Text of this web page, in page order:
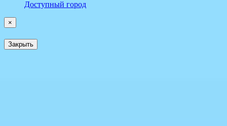
Доступный город
×
Закрыть